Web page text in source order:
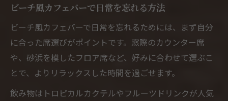
説
カフェバーで叶えるリラックスタイムの秘
訣
日常を忘れるビーチカフェバーの魅力とは
カフェバーならではの非日常感を味わう理
由
ビーチ風カフェバーで日常を忘れる方法
ビーチ風カフェバーで日常を忘れるためには、まず自分
に合った席選びがポイントです。窓際のカウンター席
や、砂浜を模したフロア席など、好みに合わせて選ぶこ
とで、よりリラックスした時間を過ごせます。
飲み物はトロピカルカクテルやフルーツドリンクが人気